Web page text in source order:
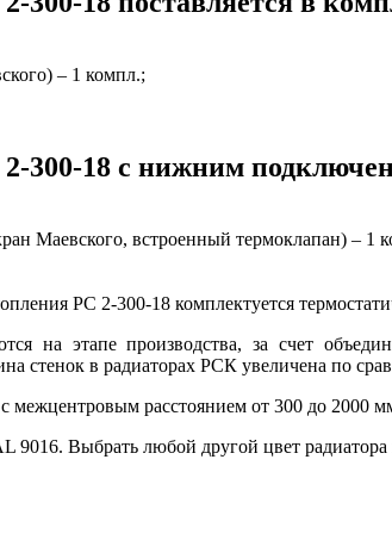
– 1 компл.;
300-18 с нижним
Маевского, встроенный термоклапан) – 1
РС 2-300-18 комплектуется
на этапе производства, за счет
стенок в радиаторах РСК увеличена по
расстоянием от 300 до
9016. Выбрать любой другой цвет